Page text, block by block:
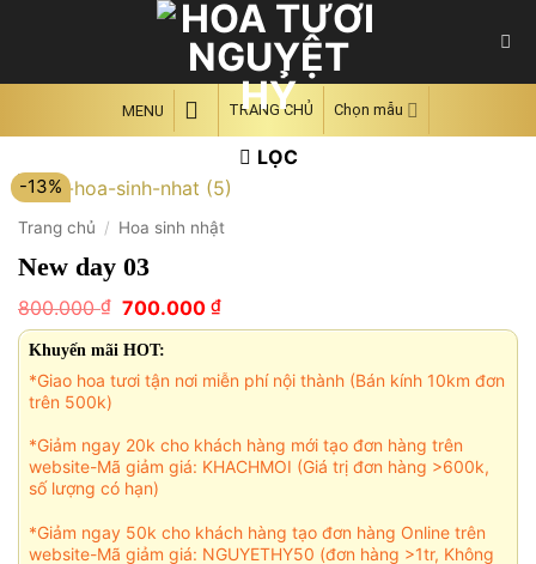
MENU TRANG CHỦ Chọn mẫu
LỌC
-13%
Trang chủ / Hoa sinh nhật
New day 03
800.000₫ Giá
gốc
là:
800.000 ₫.
700.000 ₫Giá
hiện
700.000 ₫.
Khuyến mãi HOT:
*Giao hoa tươi tận nơi miễn phí nội thành (Bán kính 10km đơn
trên 500k)
*Giảm ngay 20k cho khách hàng mới tạo đơn hàng trên
website-Mã giảm giá: KHACHMOI (Giá trị đơn hàng >600k,
số lượng có hạn)
*Giảm ngay 50k cho khách hàng tạo đơn hàng Online trên
website-Mã giảm giá: NGUYETHY50 (đơn hàng >1tr, Không